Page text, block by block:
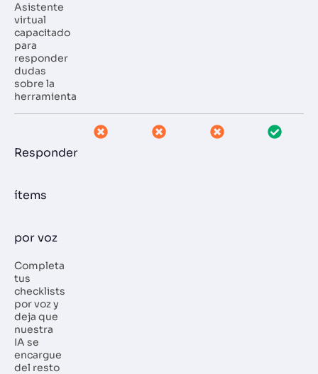
Asistente
virtual
capacitado
para
responder
dudas
sobre la
herramienta
Responder
ítems
por voz
Completa
tus
checklists
por voz y
deja que
nuestra
IA se
encargue
del resto